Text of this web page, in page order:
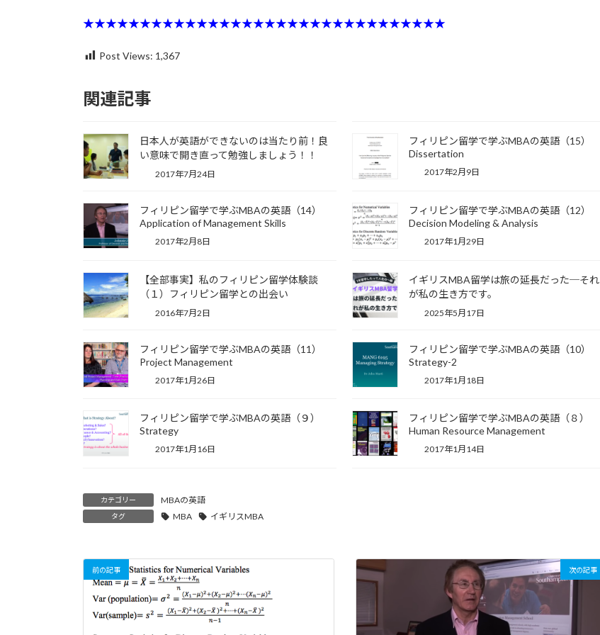
★★★★★★★★★★★★★★★★★★★★★★★★★★★★★★★★
Post Views: 1,367
関連記事
日本人が英語ができないのは当たり前！良
い意味で開き直って勉強しましょう！！
2017年7月24日
フィリピン留学で学ぶMBAの英語（15）
Dissertation
2017年2月9日
フィリピン留学で学ぶMBAの英語（14）
Application of Management Skills
2017年2月8日
フィリピン留学で学ぶMBAの英語（12）
Decision Modeling & Analysis
2017年1月29日
【全部事実】私のフィリピン留学体験談
（１）フィリピン留学との出会い
2016年7月2日
イギリスMBA留学は旅の延長だった─それ
が私の生き方です。
2025年5月17日
フィリピン留学で学ぶMBAの英語（11）
Project Management
2017年1月26日
フィリピン留学で学ぶMBAの英語（10）
Strategy-2
2017年1月18日
フィリピン留学で学ぶMBAの英語（９）
Strategy
2017年1月16日
フィリピン留学で学ぶMBAの英語（８）
Human Resource Management
2017年1月14日
カテゴリー MBAの英語
タグ MBA イギリスMBA
前の記事 次の記事